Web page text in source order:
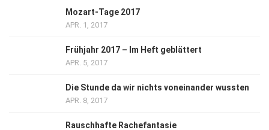
Mozart-Tage 2017
APR. 1, 2017
Frühjahr 2017 – Im Heft geblättert
APR. 5, 2017
Die Stunde da wir nichts voneinander wussten
APR. 8, 2017
Rauschhafte Rachefantasie